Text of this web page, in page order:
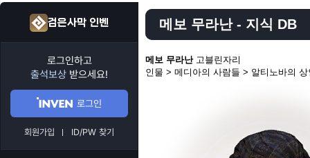
검은사막 인벤
로그인하고
출석보상 받으세요!
로그인
회원가입 ID/PW 찾기
메보 무라난 - 지식 DB
메보 무라난 고블린자리
인물 > 메디아의 사람들 > 알티노바의